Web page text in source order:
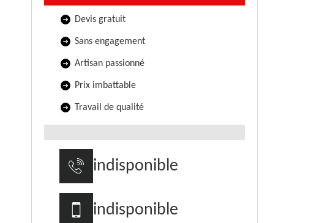
Devis gratuit
Sans engagement
Artisan passionné
Prix imbattable
Travail de qualité
indisponible
indisponible